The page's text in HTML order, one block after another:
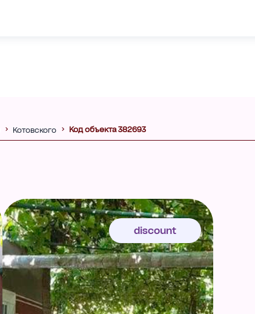
Котовского Код объекта 382693
discount